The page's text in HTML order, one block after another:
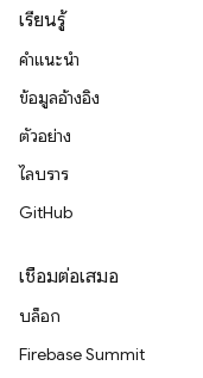
เรียนรู้
คำแนะนำ
ข้อมูลอ้างอิง
ตัวอย่าง
ไลบรารี
GitHub
เชื่อมต่อเสมอ
บล็อก
Firebase Summit